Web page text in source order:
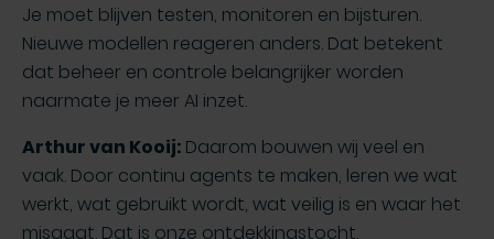
Je moet blijven testen, monitoren en bijsturen.
Nieuwe modellen reageren anders. Dat betekent
dat beheer en controle belangrijker worden
naarmate je meer AI inzet.
Arthur van Kooij: Daarom bouwen wij veel en
vaak. Door continu agents te maken, leren we wat
werkt, wat gebruikt wordt, wat veilig is en waar het
misgaat. Dat is onze ontdekkingstocht.